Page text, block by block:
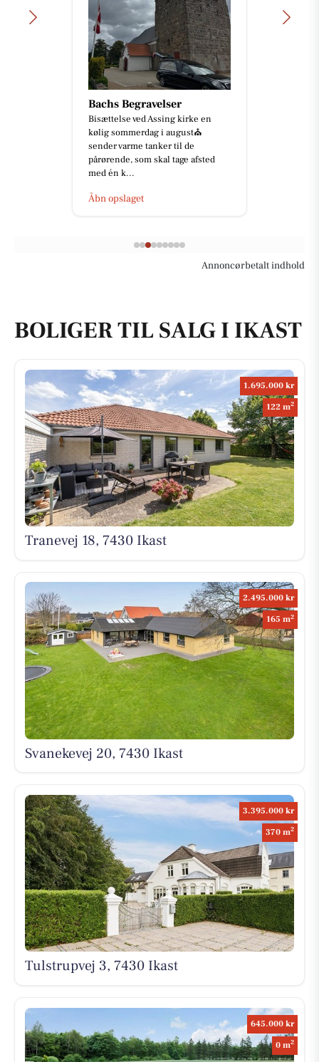
Bachs Begravelser
Bisættelse ved Assing kirke en
kølig sommerdag i august⛪️
sender varme tanker til de
pårørende, som skal tage afsted
med én k...
Åbn opslaget
Annoncørbetalt indhold
BOLIGER TIL SALG I IKAST
1.695.000 kr
122 m2
Tranevej 18, 7430 Ikast
2.495.000 kr
165 m2
Svanekevej 20, 7430 Ikast
3.395.000 kr
370 m2
Tulstrupvej 3, 7430 Ikast
645.000 kr
0 m2